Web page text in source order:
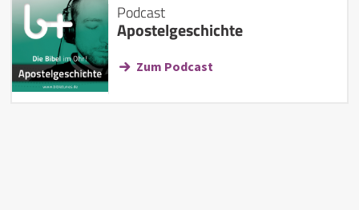
Podcast
Apostelgeschichte
Zum Podcast